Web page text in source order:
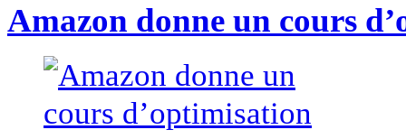
Amazon donne un cours